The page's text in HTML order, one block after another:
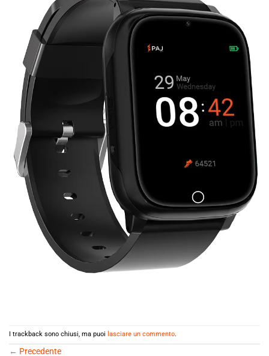
I trackback sono chiusi, ma puoi lasciare un commento.
← Precedente